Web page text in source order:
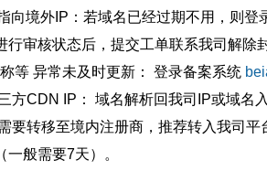
向境外IP：若域名已经过期不用，则登
行审核状态后，提交工单联系我司解除
等 异常未及时更新： 登录备案系统
方CDN IP： 域名解析回我司IP或域名
要转移至境内注册商，推荐转入我司平
般需要7天）。